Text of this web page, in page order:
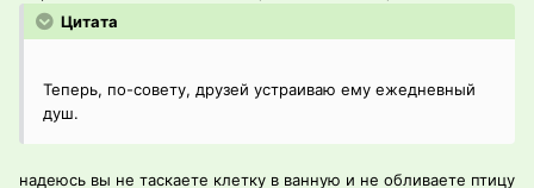
Цитата
Теперь, по-совету, друзей устраиваю ему ежедневный
душ.
надеюсь вы не таскаете клетку в ванную и не обливаете птицу